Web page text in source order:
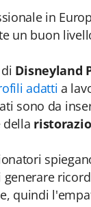
in
un buon
Disneyland
adatti a
sono da
della
quindi